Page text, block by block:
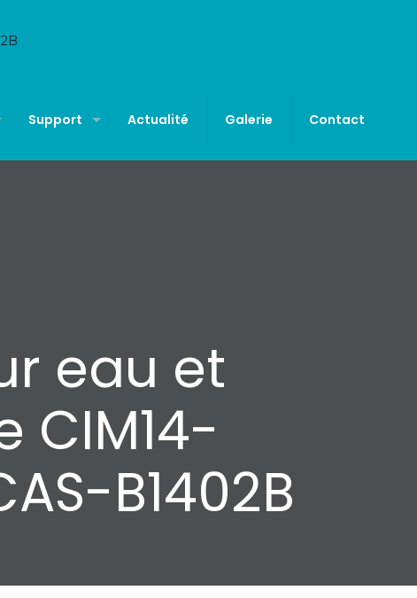
Support Actualité Galerie Contact
eau et
CIM14-
B1402B